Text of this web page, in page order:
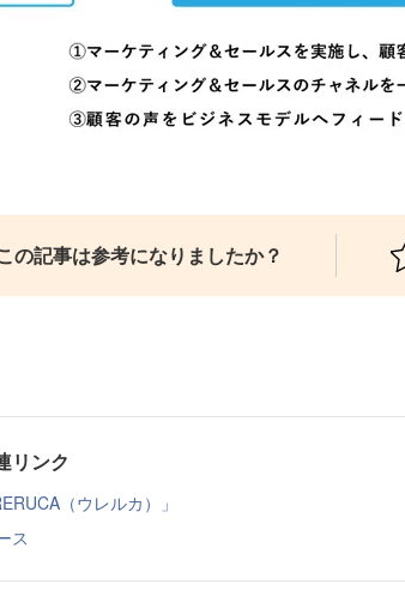
の記事は参考になりましたか？
リンク
（ウレルカ）」
ス